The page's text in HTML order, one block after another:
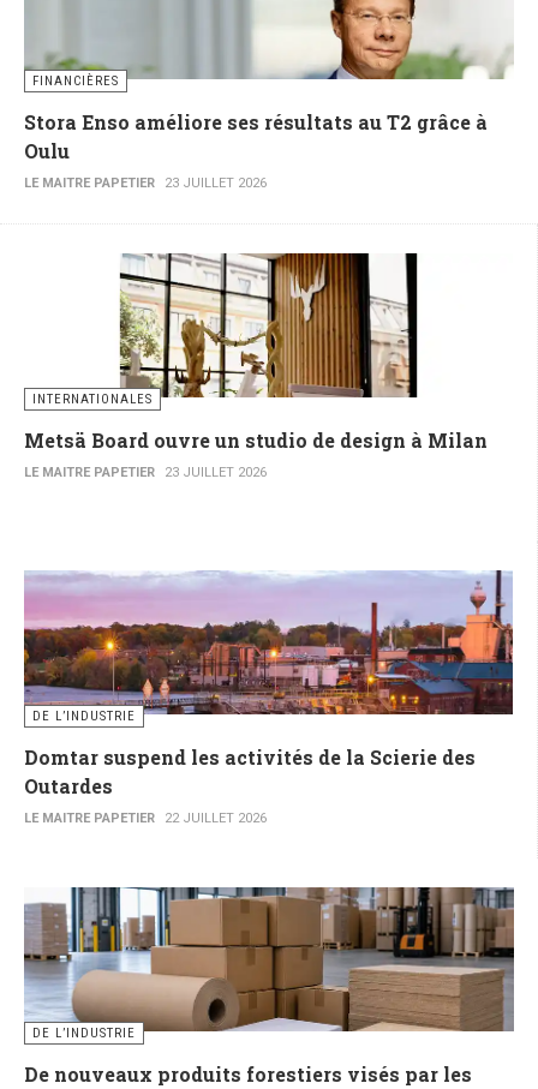
FINANCIÈRES
Stora Enso améliore ses résultats au T2 grâce à
Oulu
LE MAITRE PAPETIER 23 JUILLET 2026
INTERNATIONALES
Metsä Board ouvre un studio de design à Milan
LE MAITRE PAPETIER 23 JUILLET 2026
DE L’INDUSTRIE
Domtar suspend les activités de la Scierie des
Outardes
LE MAITRE PAPETIER 22 JUILLET 2026
DE L’INDUSTRIE
De nouveaux produits forestiers visés par les